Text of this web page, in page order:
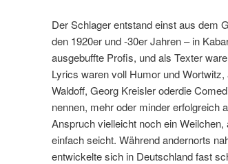
Der Schlager entstand einst aus dem
den 1920er und -30er Jahren – in
ausgebuffte Profis, und als Texter
Lyrics waren voll Humor und
Waldoff, Georg Kreisler oderdie
nennen, mehr oder minder erfolgreich
Anspruch vielleicht noch ein
einfach seicht. Während andernorts
entwickelte sich in Deutschland fast